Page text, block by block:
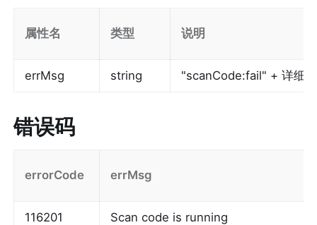
属性名 类型 说明
errMsg string "scanCode:fail" + 详细
错误码
errorCode errMsg
116201 Scan code is running